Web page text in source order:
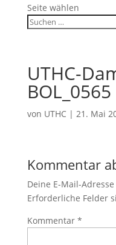
Seite wählen
UTHC-
BOL_0565
von UTHC| 21. Mai
Kommentar
Deine E-Mail-
Erforderliche Felder
Kommentar *